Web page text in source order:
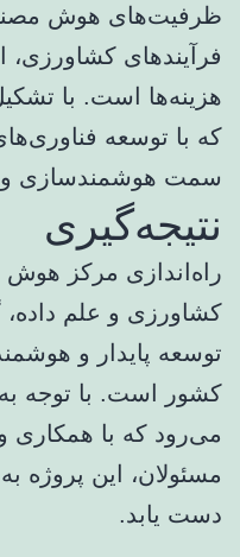
ظرفیت‌های هوش
فرآیندهای
هزینه‌ها است. با
که با توسعه
سمت هوشمندسازی و
نتیجه‌گیری
راه‌اندازی مرکز
کشاورزی و علم
توسعه پایدار و
کشور است. با توجه
می‌رود که با
مسئولان، این
دست یابد.